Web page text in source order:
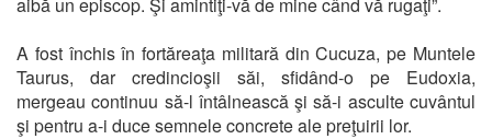
A fost închis în fortăreaţa militară din Cucuza, pe Muntele
Taurus, dar credincioşii săi, sfidând-o pe Eudoxia,
mergeau continuu să-l întâlnească şi să-i asculte cuvântul
şi pentru a-i duce semnele concrete ale preţuirii lor.